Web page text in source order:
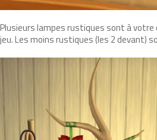
Plusieurs lampes rustiques sont à votre
jeu. Les moins rustiques (les 2 devant)